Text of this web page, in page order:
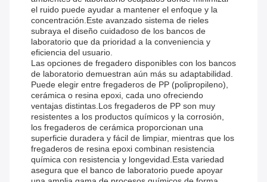
el ruido puede ayudar a mantener el enfoque y la
concentración.Este avanzado sistema de rieles
subraya el diseño cuidadoso de los bancos de
laboratorio que da prioridad a la conveniencia y
eficiencia del usuario.
Las opciones de fregadero disponibles con los bancos
de laboratorio demuestran aún más su adaptabilidad.
Puede elegir entre fregaderos de PP (polipropileno),
cerámica o resina epoxi, cada uno ofreciendo
ventajas distintas.Los fregaderos de PP son muy
resistentes a los productos químicos y la corrosión,
los fregaderos de cerámica proporcionan una
superficie duradera y fácil de limpiar, mientras que los
fregaderos de resina epoxi combinan resistencia
química con resistencia y longevidad.Esta variedad
asegura que el banco de laboratorio puede apoyar